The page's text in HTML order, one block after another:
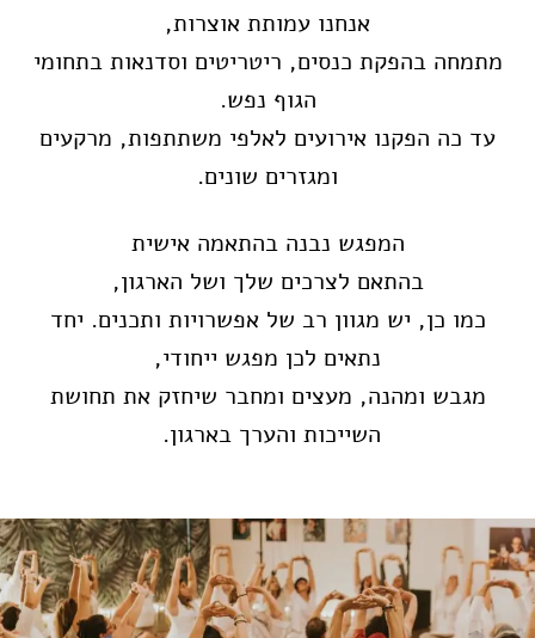
אנחנו עמותת אוצרות,
מתמחה בהפקת כנסים, ריטריטים וסדנאות בתחומי
הגוף נפש.
עד כה הפקנו אירועים לאלפי משתתפות, מרקעים
ומגזרים שונים.
המפגש נבנה בהתאמה אישית
בהתאם לצרכים שלך ושל הארגון,
כמו כן, יש מגוון רב של אפשרויות ותכנים. יחד
נתאים לכן מפגש ייחודי,
מגבש ומהנה, מעצים ומחבר שיחזק את תחושת
השייכות והערך בארגון.